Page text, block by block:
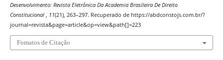
Desenvolvimento: Revista Eletrônica Da Academia Brasileira De Direito
Constitucional , 11(21), 263–297. Recuperado de https://abdconstojs.com.br/?
journal=revista&page=article&op=view&path[]=223
Fomatos de Citação